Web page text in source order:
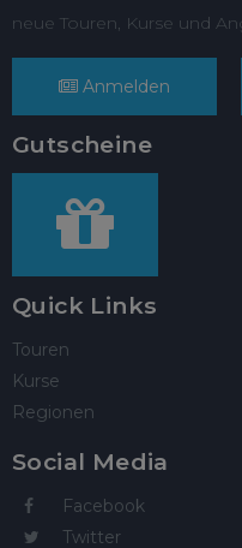
neue Touren, Kurse und
Anmelden
Gutscheine
Quick Links
Touren
Kurse
Regionen
Social Media
Facebook
Twitter